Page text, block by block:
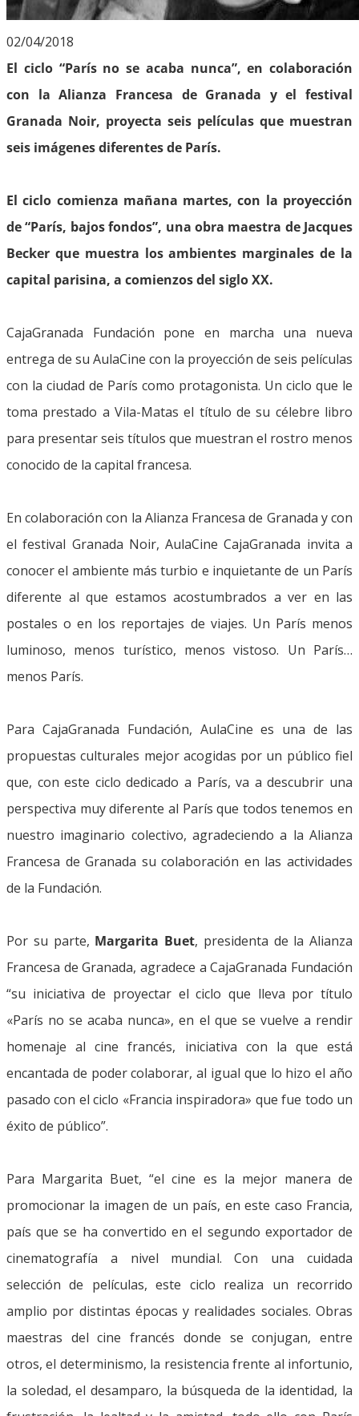
02/04/2018
El ciclo “París no se acaba nunca”, en colaboración
con la Alianza Francesa de Granada y el festival
Granada Noir, proyecta seis películas que muestran
seis imágenes diferentes de París.
El ciclo comienza mañana martes, con la proyección
de “París, bajos fondos”, una obra maestra de Jacques
Becker que muestra los ambientes marginales de la
capital parisina, a comienzos del siglo XX.
CajaGranada Fundación pone en marcha una nueva
entrega de su AulaCine con la proyección de seis películas
con la ciudad de París como protagonista. Un ciclo que le
toma prestado a Vila-Matas el título de su célebre libro
para presentar seis títulos que muestran el rostro menos
conocido de la capital francesa.
En colaboración con la Alianza Francesa de Granada y con
el festival Granada Noir, AulaCine CajaGranada invita a
conocer el ambiente más turbio e inquietante de un París
diferente al que estamos acostumbrados a ver en las
postales o en los reportajes de viajes. Un París menos
luminoso, menos turístico, menos vistoso. Un París…
menos París.
Para CajaGranada Fundación, AulaCine es una de las
propuestas culturales mejor acogidas por un público fiel
que, con este ciclo dedicado a París, va a descubrir una
perspectiva muy diferente al París que todos tenemos en
nuestro imaginario colectivo, agradeciendo a la Alianza
Francesa de Granada su colaboración en las actividades
de la Fundación.
Por su parte, Margarita Buet, presidenta de la Alianza
Francesa de Granada, agradece a CajaGranada Fundación
“su iniciativa de proyectar el ciclo que lleva por título
«París no se acaba nunca», en el que se vuelve a rendir
homenaje al cine francés, iniciativa con la que está
encantada de poder colaborar, al igual que lo hizo el año
pasado con el ciclo «Francia inspiradora» que fue todo un
éxito de público”.
Para Margarita Buet, “el cine es la mejor manera de
promocionar la imagen de un país, en este caso Francia,
país que se ha convertido en el segundo exportador de
cinematografía a nivel mundial. Con una cuidada
selección de películas, este ciclo realiza un recorrido
amplio por distintas épocas y realidades sociales. Obras
maestras del cine francés donde se conjugan, entre
otros, el determinismo, la resistencia frente al infortunio,
la soledad, el desamparo, la búsqueda de la identidad, la